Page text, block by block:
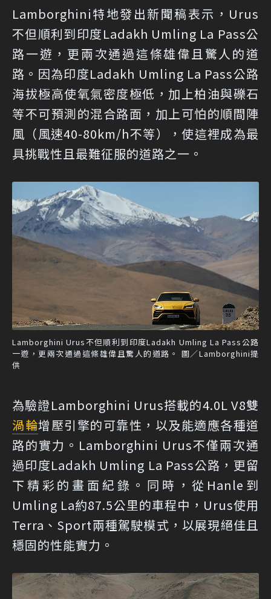
Lamborghini特地發出新聞稿表示，Urus
不但順利到印度Ladakh Umling La Pass公
路一遊，更兩次通過這條雄偉且驚人的道
路。因為印度Ladakh Umling La Pass公路
海拔極高使氧氣密度極低，加上柏油與礫石
等不可預測的混合路面，加上可怕的順間陣
風（風速40-80km/h不等），使這裡成為最
具挑戰性且最難征服的道路之一。
Lamborghini Urus不但順利到印度Ladakh Umling La Pass公路
一遊，更兩次通過這條雄偉且驚人的道路。 圖／Lamborghini提
供
為驗證Lamborghini Urus搭載的4.0L V8雙
渦輪增壓引擎的可靠性，以及能適應各種道
路的實力。Lamborghini Urus不僅兩次通
過印度Ladakh Umling La Pass公路，更留
下精彩的畫面紀錄。同時，從Hanle到
Umling La約87.5公里的車程中，Urus使用
Terra、Sport兩種駕駛模式，以展現絕佳且
穩固的性能實力。